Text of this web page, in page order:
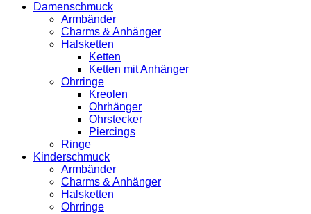
Damenschmuck
Armbänder
Charms & Anhänger
Halsketten
Ketten
Ketten mit Anhänger
Ohrringe
Kreolen
Ohrhänger
Ohrstecker
Piercings
Ringe
Kinderschmuck
Armbänder
Charms & Anhänger
Halsketten
Ohrringe